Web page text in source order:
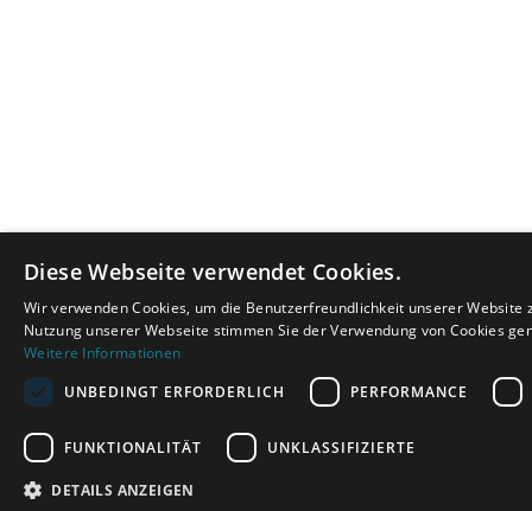
Diese Webseite verwendet Cookies.
Wir verwenden Cookies, um die Benutzerfreundlichkeit unserer Website
Nutzung unserer Webseite stimmen Sie der Verwendung von Cookies
Weitere Informationen
UNBEDINGT ERFORDERLICH
PERFORMANCE
FUNKTIONALITÄT UNKLASSIFIZIERTE
DETAILS ANZEIGEN